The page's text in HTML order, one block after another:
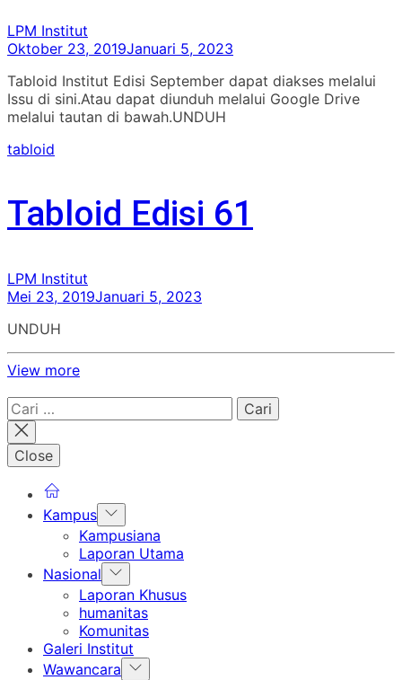
LPM Institut
Oktober 23, 2019Januari 5, 2023
Tabloid Institut Edisi September dapat diakses melalui
Issu di sini.Atau dapat diunduh melalui Google Drive
melalui tautan di bawah.UNDUH
tabloid
Tabloid Edisi 61
LPM Institut
Mei 23, 2019Januari 5, 2023
UNDUH
View more
Cari
untuk:
Close
Kampus Show
sub
menu
Kampusiana
Laporan Utama
Nasional Show
sub
menu
Laporan Khusus
humanitas
Komunitas
Galeri Institut
Wawancara Show